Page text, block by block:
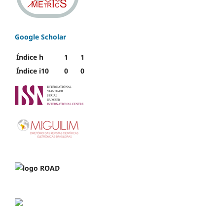
Google Scholar
Índice h 1
1
Índice i10
0 0